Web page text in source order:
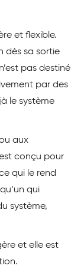
et flexible.
dès sa sortie
pas destiné
par des
le système
aux
conçu pour
qui le rend
qui
système,
et elle est